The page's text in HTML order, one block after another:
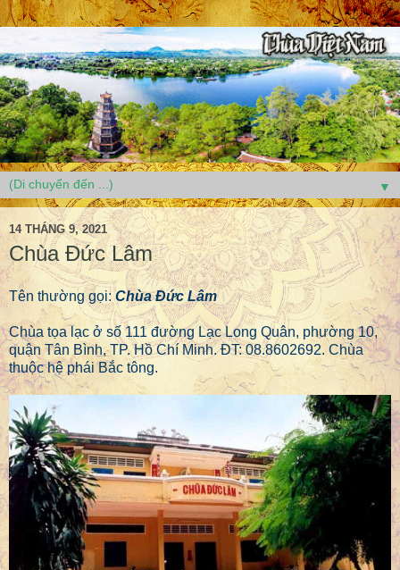
▼
14 THÁNG 9, 2021
Chùa Đức Lâm
Tên thường gọi:Chùa Đức Lâm
Chùa tọa lạc ở số 111 đường Lạc Long Quân, phường 10,
quận Tân Bình, TP. Hồ Chí Minh. ĐT: 08.8602692. Chùa
thuộc hệ phái Bắc tông.